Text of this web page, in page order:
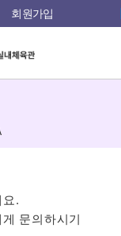
회원가입
.
문의하시기